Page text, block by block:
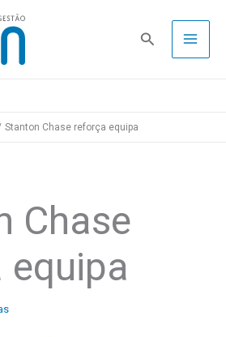
Pesquisa
Stanton Chase reforça equipa
Chase
equipa